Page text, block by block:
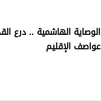
الوصاية الهاشمية .. درع
عواصف الإقليم